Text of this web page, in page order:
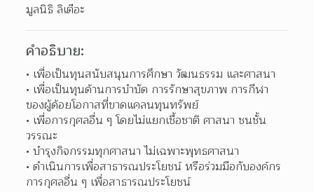
มูลนิธิ ลิเต๊อะ
คำอธิบาย:
เพื่อเป็นทุนสนับสนุนการศึกษา วัฒนธรรม และศาสนา
เพื่อเป็นทุนด้านการบำบัด การรักษาสุขภาพ การกีฬา
ของผู้ด้อยโอกาสที่ขาดแคลนทุนทรัพย์
เพื่อการกุศลอื่น ๆ โดยไม่แยกเชื้อชาติ ศาสนา ชนชั้น
วรรณะ
บำรุงกิจกรรมทุกศาสนา ไม่เฉพาะพุทธศาสนา
ดำเนินการเพื่อสาธารณประโยชน์ หรือร่วมมือกับองค์กร
การกุศลอื่น ๆ เพื่อสาธารณประโยชน์